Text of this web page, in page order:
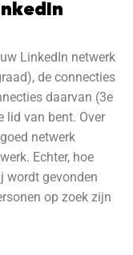
LinkedIn netwerk
de connecties
daarvan (3e
lid van bent. Over
netwerk
Echter, hoe
wordt gevonden
op zoek zijn